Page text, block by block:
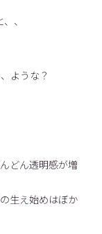
、
ような？
どん透明感が増
生え始めはぼか